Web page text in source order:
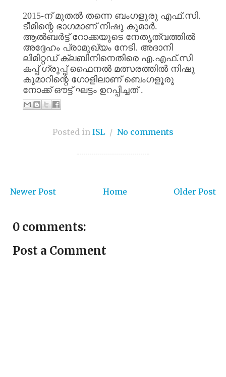
2015-ന് മുതൽ തന്നെ ബംഗളൂരു എഫ്.സി.
ടീമിന്റെ ഭാഗമാണ് നിഷു കുമാർ.
ആൽബർട്ട് റോക്കയുടെ നേതൃത്വത്തിൽ
അദ്ദേഹം പ്രാമുഖ്യം നേടി. അദാനി
ലിമിറ്റഡ് ക്ലബിനിനെതിരെ എ.എഫ്.സി
കപ്പ് ഗ്രൂപ്പ് ഫൈനൽ മത്സരത്തിൽ നിഷു
കുമാറിന്റെ ഗോളിലാണ് ബെംഗളൂരു
നോക്ക് ഔട്ട് ഘട്ടം ഉറപ്പിച്ചത്.
Posted in ISL / No comments
Newer Post Older Post
Home
0 comments:
Post a Comment